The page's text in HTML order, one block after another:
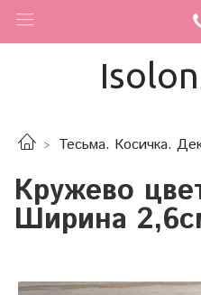
Тесьма. Косичка.
Кружево
Ширина